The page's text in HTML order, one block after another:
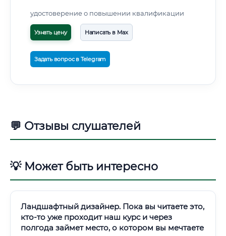
удостоверение о повышении квалификации
Узнать цену Написать в Max
Задать вопрос в Telegram
💬 Отзывы слушателей
💡 Может быть интересно
Ландшафтный дизайнер. Пока вы читаете это,
кто-то уже проходит наш курс и через
полгода займет место, о котором вы мечтаете